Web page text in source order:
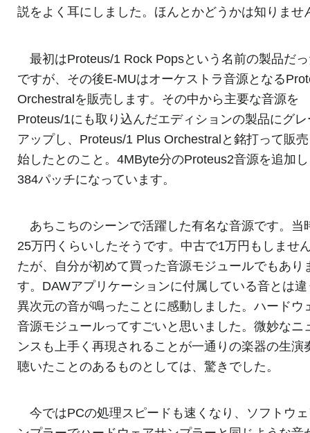
説をよく耳にしました。ほんとかどうかは知りませ
最初はProteus/1 Rock Popsという名前の製品だ
ですが、その後E-MUはオーケストラ音源となる
Orchestralを販売します。その中から主要な音源を
Proteus/1にも取り込んだエディションの製品にグ
アップし、Proteus/1 Plus Orchestralと銘打って販
始したとのこと。4MByte分のProteus2音源を追加
384パッチになっています。
あちこちのシーンで活躍した有名な音源です。当
25万円くらいしたそうです。中古で1万円もしませ
たが、自分が初めて買った音源モジュールでもあり
す。DAWアプリケーションに付属している音とは
異次元の音が鳴ったことに感動しました。ハードウ
音源モジュールってすごいと思いました。微妙なニ
ンスも上手く再現されることが一通りの楽器の生演
聴いたことのあるものとしては、驚きでした。
今ではPCの処理スピードも速くなり、ソフトウ